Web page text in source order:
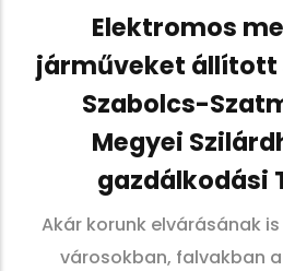
Elektromos
járműveket állított
Szabolcs-
Megyei
gazdálkodási
Akár korunk elvárásának
városokban, falvakban